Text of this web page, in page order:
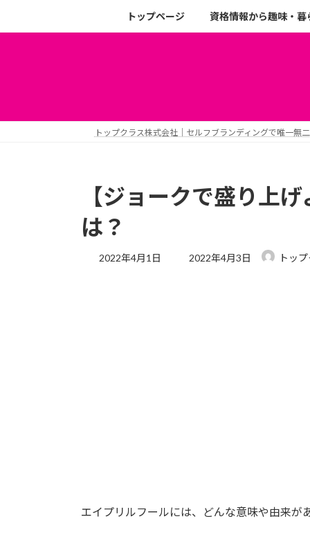
トップページ 資格情報から趣味・
トップクラス株式会社｜セルフブランディングで唯一無
【ジョークで盛り上
は？
2022年4月1日 2022年4月3日 トッ
エイプリルフールには、どんな意味や由来が